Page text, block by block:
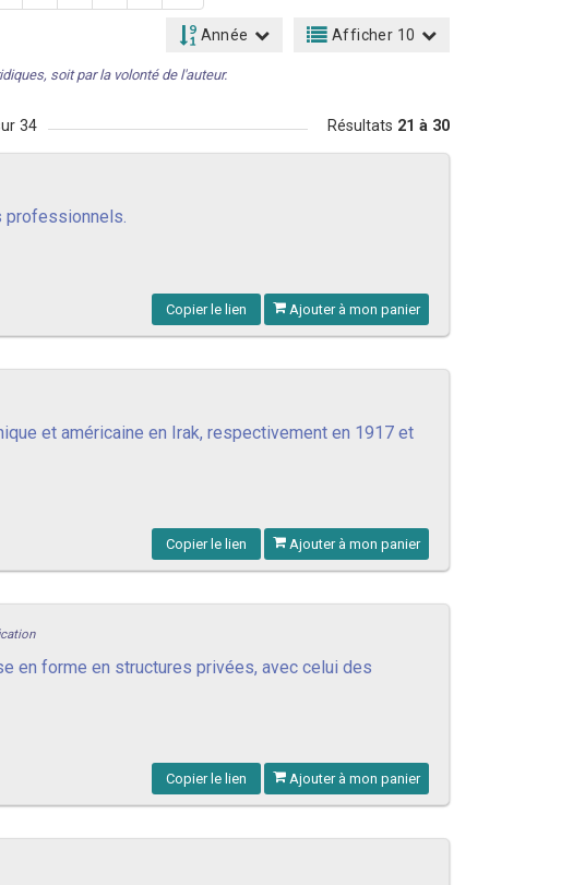
Année Afficher 10
soit par la volonté de l'auteur.
34 Résultats 21 à 30
professionnels.
Copier le lien Ajouter à mon panier
et américaine en Irak, respectivement en 1917 et
Copier le lien Ajouter à mon panier
en forme en structures privées, avec celui des
Copier le lien Ajouter à mon panier